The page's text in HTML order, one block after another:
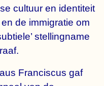
cultuur en identiteit
de immigratie om
stellingname
Franciscus gaf